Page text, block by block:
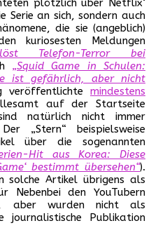
plötzlich über Netflix‘
Serie an sich, sondern auch
die sie (angeblich)
kuriosesten Meldungen
Telefon-Terror bei
„Squid Game in Schulen:
ist gefährlich, aber nicht
veröffentlichte mindestens
auf der Startseite
natürlich nicht immer
„Stern“ beispielsweise
über die sogenannten
Hit aus Korea: Diese
bestimmt übersehen“).
solche Artikel übrigens als
Nebenbei den YouTubern
aber wurden nicht als
journalistische Publikation